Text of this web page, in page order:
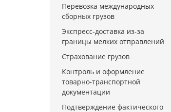
Перевозка международных
сборных грузов
Экспресс-доставка из-за
границы мелких отправлений
Страхование грузов
Контроль и оформление
товарно-транспортной
документации
Подтверждение фактического